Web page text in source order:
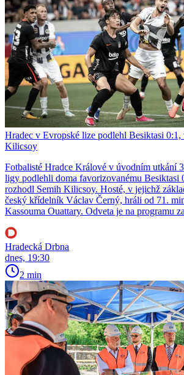
Hradec v Evropské lize podlehl Besiktasi 0:1,
Kilicsoy
Fotbalisté Hradce Králové v úvodním utkání
ligy podlehli doma favorizovanému Besiktasi
rozhodl Semih Kilicsoy. Hosté, v jejichž
český křídelník Václav Černý, hráli od 71.
Kassouma Ouattary. Odveta je na programu
Hradecká Drbna
dnes, 19:30
2 min